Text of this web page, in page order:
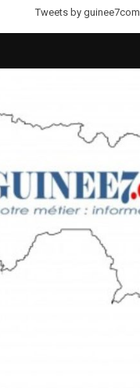
Tweets by guinee7com